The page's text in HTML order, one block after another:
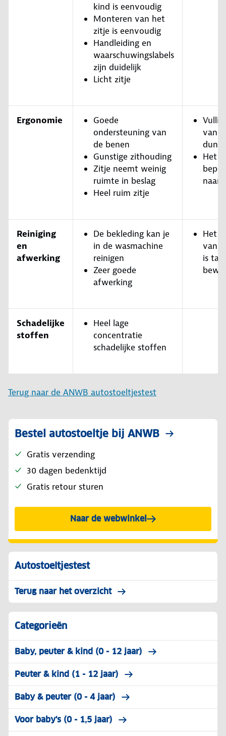
kind is eenvoudig
Monteren van het
zitje is eenvoudig
Handleiding en
waarschuwingslabels
zijn duidelijk
Licht zitje
Ergonomie
Goede
ondersteuning van
de benen
Gunstige zithouding
Zitje neemt weinig
ruimte in beslag
Heel ruim zitje
van
dun
Het
naar
Reiniging
en
afwerking
De bekleding kan je
in de wasmachine
reinigen
Zeer goede
afwerking
Het
van
is
Schadelijke
stoffen
Heel lage
concentratie
schadelijke stoffen
Terug naar de ANWB autostoeltjestest
Bestel autostoeltje bij ANWB
Gratis verzending
30 dagen bedenktijd
Gratis retour sturen
Naar de webwinkel
Autostoeltjestest
Terug naar het overzicht
Categorieën
Baby, peuter & kind (0 - 12 jaar)
Peuter & kind (1 - 12 jaar)
Baby & peuter (0 - 4 jaar)
Voor baby's (0 - 1,5 jaar)